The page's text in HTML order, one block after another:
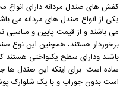
کفش های صندلمردانه دارای
یکی از انواع صندل های مردانه می
می باشند و از قیمت پایین و مناسبی
برخوردار هستند، همچنین این نوع
باشند ودارای سطح یکنواختی هستند
ساده است. برای اینکه این صندل ها
است بدون جوراب و با یک شلوارک